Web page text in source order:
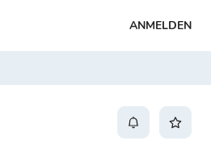
ANMELDEN